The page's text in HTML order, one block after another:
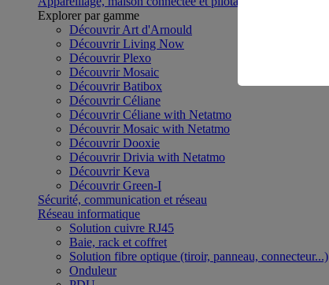
Explorer par gamme
Découvrir Art d'Arnould
Découvrir Living Now
Découvrir Plexo
Découvrir Mosaic
Découvrir Batibox
Découvrir Céliane
Découvrir Céliane with Netatmo
Découvrir Mosaic with Netatmo
Découvrir Dooxie
Découvrir Drivia with Netatmo
Découvrir Keva
Découvrir Green-I
Sécurité, communication et réseau
Réseau informatique
Solution cuivre RJ45
Baie, rack et coffret
Solution fibre optique (tiroir, panneau, connecteur...)
Onduleur